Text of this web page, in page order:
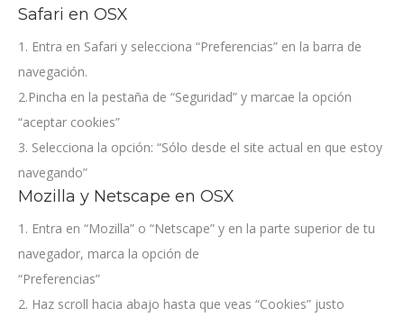
Safari en OSX
1. Entra en Safari y selecciona “Preferencias” en la barra de
navegación.
2.Pincha en la pestaña de “Seguridad” y marcae la opción
“aceptar cookies”
3. Selecciona la opción: “Sólo desde el site actual en que estoy
navegando”
Mozilla y Netscape en OSX
1. Entra en “Mozilla” o “Netscape” y en la parte superior de tu
navegador, marca la opción de
“Preferencias”
2. Haz scroll hacia abajo hasta que veas “Cookies” justo